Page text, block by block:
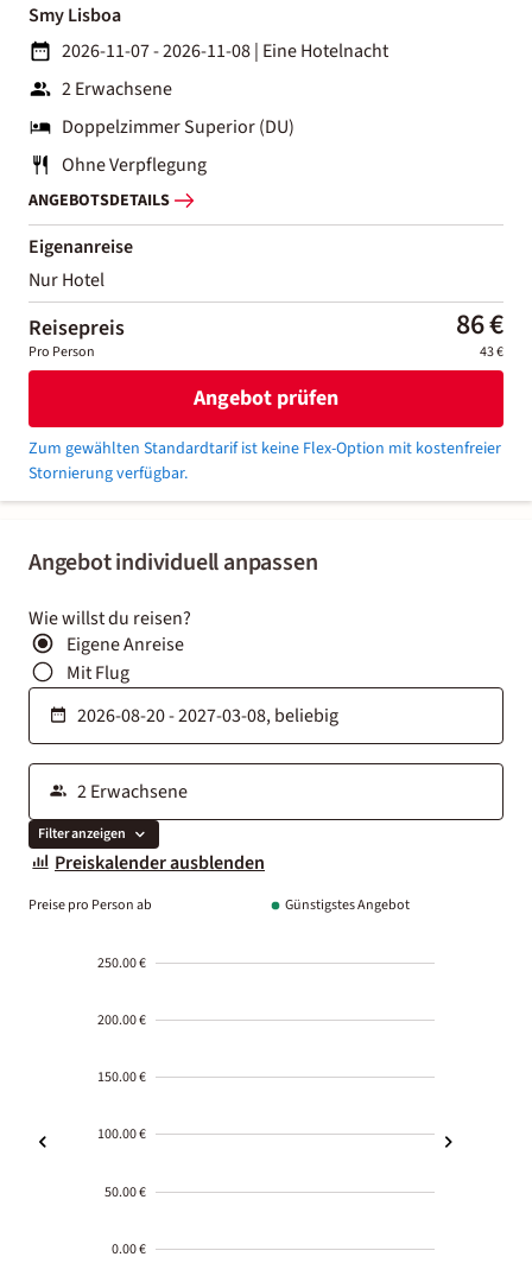
Angebot individuell anpassen
Wie willst du reisen?
Eigene Anreise
Mit Flug
Filter anzeigen
Preiskalender ausblenden
Preise pro Person ab Günstigstes Angebot
250.00 €
200.00 €
150.00 €
100.00 €
50.00 €
0.00 €
Smy Lisboa
2026-11-07 - 2026-11-08| Eine Hotelnacht
2 Erwachsene
Doppelzimmer Superior (DU)
Ohne Verpflegung
ANGEBOTSDETAILS
Eigenanreise
Nur Hotel
Reisepreis 86 €
Pro Person 43 €
Angebot prüfen
Zum gewählten Standardtarif ist keine Flex-Option mit kostenfreier
Stornierung verfügbar.